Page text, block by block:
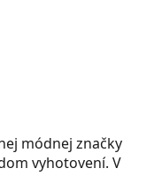
módnej značky
vyhotovení. V